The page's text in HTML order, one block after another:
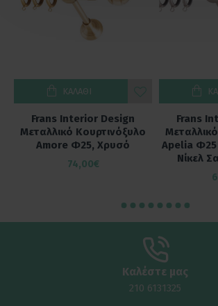
Frans Interior Design
Μεταλλικό Κουρτινόξυλο
Amore Φ25, Χρυσό
74,00€
ΚΑΛΆΘΙ
Frans
Apelia Φ25
Νίκελ
Καλέστε μας
210 6131325